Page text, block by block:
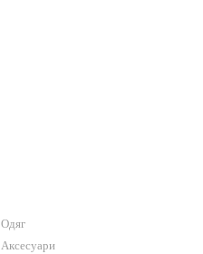
Одяг
Аксесуари